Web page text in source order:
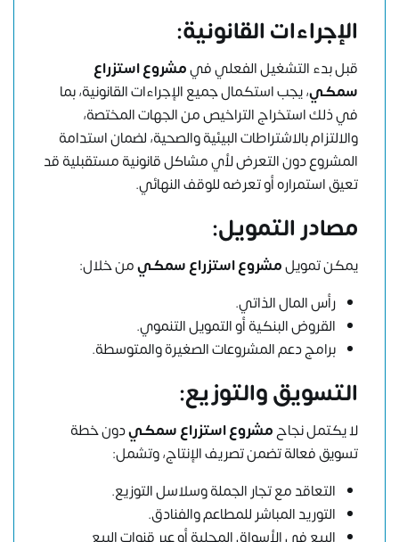
الإجراءات القانونية:
قبل بدء التشغيل الفعلي فيمشروع استزراع
سمكي، يجب استكمال جميع الإجراءات القانونية، بما
في ذلك استخراج التراخيص من الجهات المختصة،
والالتزام بالاشتراطات البيئية والصحية، لضمان استدامة
المشروع دون التعرض لأي مشاكل قانونية مستقبلية قد
تعيق استمراره أو تعرضه للوقف النهائي.
مصادر التمويل:
يمكن تمويلمشروع استزراع سمكيمن خلال:
رأس المال الذاتي.
القروض البنكية أو التمويل التنموي.
برامج دعم المشروعات الصغيرة والمتوسطة.
التسويق والتوزيع:
لا يكتمل نجاحمشروع استزراع سمكيدون خطة
تسويق فعالة تضمن تصريف الإنتاج، وتشمل:
التعاقد مع تجار الجملة وسلاسل التوزيع.
التوريد المباشر للمطاعم والفنادق.
البيع في الأسواق المحلية أو عبر قنوات البيع